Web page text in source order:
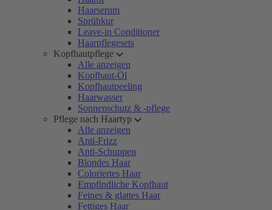
Haarserum
Sprühkur
Leave-in Conditioner
Haarpflegesets
Kopfhautpflege
Alle anzeigen
Kopfhaut-Öl
Kopfhautpeeling
Haarwasser
Sonnenschutz & -pflege
Pflege nach Haartyp
Alle anzeigen
Anti-Frizz
Anti-Schuppen
Blondes Haar
Coloriertes Haar
Empfindliche Kopfhaut
Feines & glattes Haar
Fettiges Haar